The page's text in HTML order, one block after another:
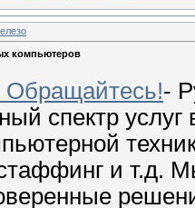
компьютеров
-
спектр
и т.д.